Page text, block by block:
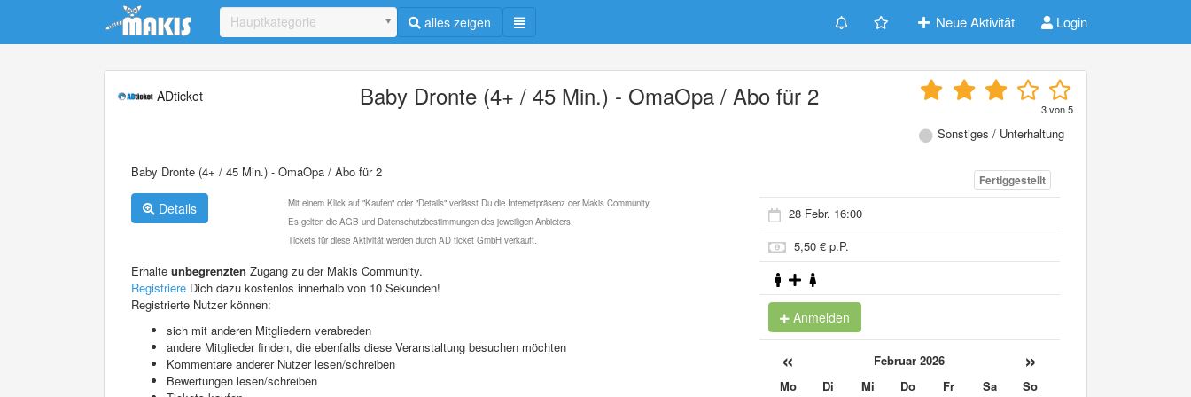
Update cookies preferences
Hauptkategorie alles zeigen Neue Aktivität Login
ADticket Baby Dronte (4+ / 45 Min.) - OmaOpa / Abo für 2 3von5
Sonstiges / Unterhaltung
Baby Dronte (4+ / 45 Min.) - OmaOpa / Abo für 2
Details
Mit einem Klick auf "Kaufen" oder "Details" verlässt Du die Internetpräsenz der Makis Community.
Es gelten die AGB und Datenschutzbestimmungen des jeweiligen Anbieters.
Tickets für diese Aktivität werden durch AD ticket GmbH verkauft.
Erhalte unbegrenzten Zugang zu der Makis Community.
Registriere Dich dazu kostenlos innerhalb von 10 Sekunden!
Registrierte Nutzer können:
sich mit anderen Mitgliedern verabreden
andere Mitglieder finden, die ebenfalls diese Veranstaltung besuchen möchten
Kommentare anderer Nutzer lesen/schreiben
Bewertungen lesen/schreiben
Fertiggestellt
28 Febr. 16:00
5,50 € p.P.
Anmelden
« Februar 2026 »
Mo Di Mi Do Fr Sa
So